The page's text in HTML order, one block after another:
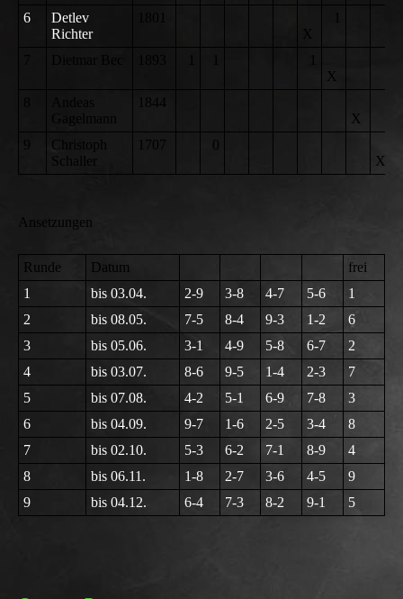
6
Detlev
Richter
X
1844
X
Christoph
Schaller
1707
0
X
Ansetzungen
Runde Datum
frei
1
bis 03.04. 2-9 3-8 4-7 5-6
1
2
bis 08.05. 7-5 8-4 9-3 1-2
6
3
bis 05.06. 3-1 4-9 5-8 6-7
2
4
bis 03.07. 8-6 9-5 1-4 2-3
7
5
bis 07.08. 4-2 5-1 6-9 7-8
3
6
bis 04.09. 9-7 1-6 2-5 3-4
8
7
bis 02.10. 5-3 6-2 7-1 8-9
4
8
bis 06.11. 1-8 2-7 3-6 4-5
9
9
bis 04.12. 6-4 7-3 8-2 9-1 5